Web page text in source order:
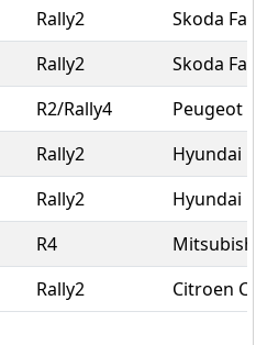
Rally2
Skoda
Rally2
Skoda
R2/Rally4
Peugeot
Rally2
Hyundai
Rally2
Hyundai
R4
Rally2 Citroen